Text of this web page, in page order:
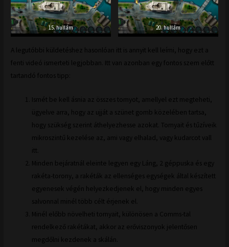
15. hullám 20. hullám
A legutóbbi küldetéshez hasonlóan itt is annyit kell leírni, hogy ezt a
fenti videó ismerteti legjobban. Itt van azonban egy fontos szem előtt
tartandó fontos tipp:
Ismét be kell ásnia az összes tornyot, amellyel ezt megteheti,
ügyelve arra, hogy az ujját a szünet gomb közelében tartsa,
hogy szükség szerint áthelyezhesse azokat. Tornyait és tűzíveik
mikroszintű kezelése az, ami vagy elhalad, vagy kudarcot vall
itt.
Minden bejáratnál eleinte legyen egy Láng, 2 géppuska és egy
rakéta-torony, a rakéták az ellenséges egységek által készített
egyenesek végén helyezkedjenek el, hogy minden egyes
salvonnal minél több célt érjenek el.
Minél előbb növelheti tornyait, különösen a Comms-tal
rendelkező rakétákat, akkor az erőviszonyok jelentősen
megdőlni kezdenek a skálán.